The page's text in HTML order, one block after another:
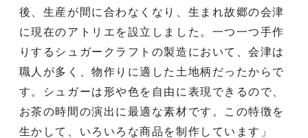
後、生産が間に合わなくなり、生まれ故郷の会津
に現在のアトリエを設立しました。一つ一つ手作
りするシュガークラフトの製造において、会津は
職人が多く、物作りに適した土地柄だったからで
す。シュガーは形や色を自由に表現できるので、
お茶の時間の演出に最適な素材です。この特徴を
生かして、いろいろな商品を制作しています」